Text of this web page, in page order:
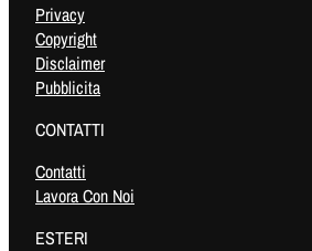
Privacy
Copyright
Disclaimer
Pubblicita
CONTATTI
Contatti
Lavora Con Noi
ESTERI